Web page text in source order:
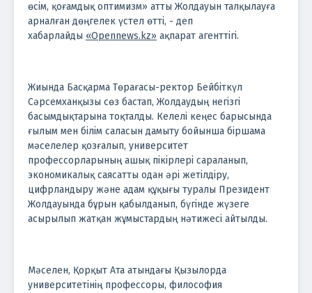
өсім, қоғамдық оптимизм» атты Жолдауын талқылауға
арналған дөңгелек үстел өтті, - деп
хабарлайды «Opennews.kz» ақпарат агенттігі.
Жиында Басқарма Төрағасы-ректор Бейбіткүл
Сәрсемханқызы сөз бастап, Жолдаудың негізгі
басымдықтарына тоқталды. Келелі кеңес барысында
ғылым мен білім саласын дамыту бойынша біршама
мәселелер қозғалып, университет
профессорларының ашық пікірлері сараланып,
экономикалық саясатты одан әрі жетілдіру,
цифрландыру және адам құқығы туралы Президент
Жолдауында бұрын қабылданып, бүгінде жүзеге
асырылып жатқан жұмыстардың нәтижесі айтылды.
Мәселен, Қорқыт Ата атындағы Қызылорда
университетінің профессоры, философия